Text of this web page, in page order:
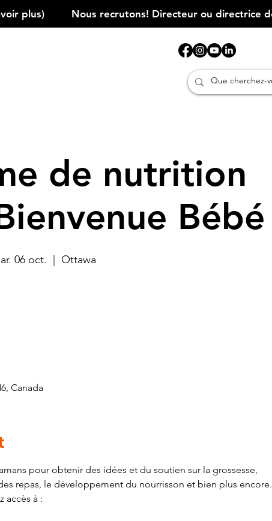
savoir plus)
de nutrition
Bébé
06 oct. Ottawa
Canada
pour obtenir des idées et du soutien sur la grossesse,
repas, le développement du nourrisson et bien plus encore.
accès à :